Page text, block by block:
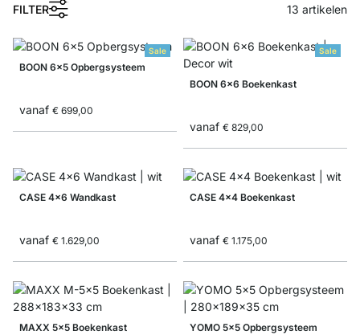
FILTER 13 artikelen
Sale
BOON 6x5 Opbergsysteem
vanaf € 699,00
Sale
BOON 6x6 Boekenkast
vanaf € 829,00
CASE 4x6 Wandkast
vanaf € 1.629,00
CASE 4x4 Boekenkast
vanaf € 1.175,00
MAXX 5x5 Boekenkast YOMO 5x5 Opbergsysteem